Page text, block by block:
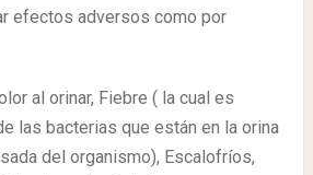
efectos adversos como por
al orinar, Fiebre ( la cual es
las bacterias que están en la orina
del organismo), Escalofríos,